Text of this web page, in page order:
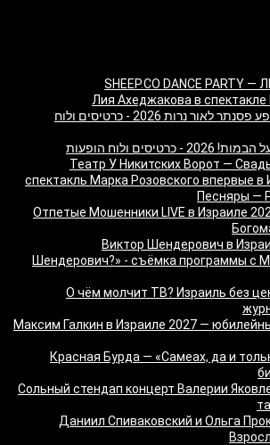
SHEEP.CO DANCE PARTY —
Лия Ахеджакова в
משופן ועד AC/DC - מופע פסנתר לאור נרות 2026 - כרטיסים ולוח
ולוח הופעות
"Театр У Никитских Ворот —
спектакль Марка Розовского впервые в
Отпетые Мошенники LIVE в Израиле
Виктор Шендерович в
Шендерович?» - съёмка программы с
«О чём молчит ТВ? Израиль без
Максим Галкин в Израиле 2027 —
Красная Бурда — «Самеах, да и
"Сольный стендап концерт Валерии
"Даниил Спиваковский и Ольга